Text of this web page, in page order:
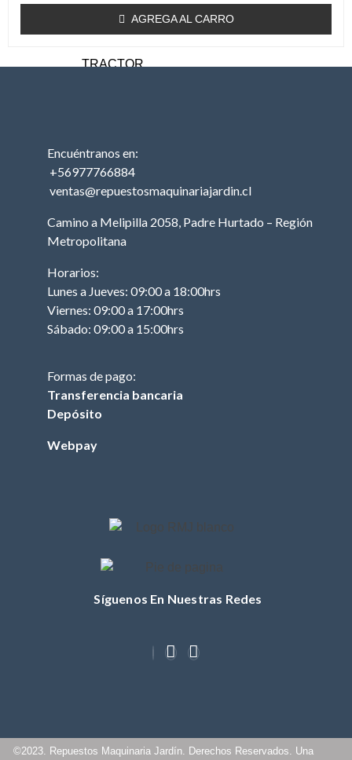
OTROS (ORILLADORA
DESMALEZADORA)
TRACTOR
(TRACTOR)
EJE DE LEVAS
MOTOR)
FILTRO DE AIRE
(TRACTOR)
BUJIA (TRACTOR)
POLEA
OTROS (TRACTOR)
AGREGA AL CARRO
Encuéntranos en:
+56977766884
ventas@repuestosmaquinariajardin.cl
Camino a Melipilla 2058, Padre Hurtado – Región
Metropolitana
Horarios:
Lunes a Jueves: 09:00 a 18:00hrs
Viernes: 09:00 a 17:00hrs
Sábado: 09:00 a 15:00hrs
Formas de pago:
Transferencia bancaria
Depósito
Webpay
Síguenos En Nuestras Redes
©2023. Repuestos Maquinaria Jardín. Derechos Reservados. Una